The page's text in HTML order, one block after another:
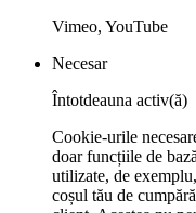
Vimeo, YouTube
Necesar
Întotdeauna activ(ă)
Cookie-urile
doar funcțiile de
utilizate, de
coșul tău de